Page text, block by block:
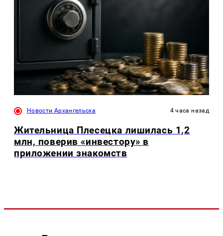
Новости Архангельска 4 часа назад
Жительница Плесецка лишилась 1,2
млн, поверив «инвестору» в
приложении знакомств